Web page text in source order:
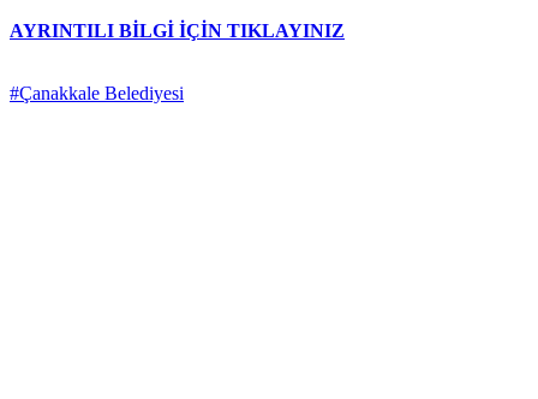
AYRINTILI BİLGİ İÇİN TIKLAYINIZ
#Çanakkale Belediyesi